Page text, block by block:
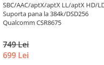
SBC/AAC/aptX/aptX LL/aptX HD/
Suporta pana la 384k/DSD256
Qualcomm CSR8675
749 Lei
699 Lei